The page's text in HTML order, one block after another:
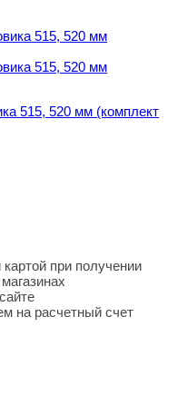
515, 520 мм (комплект 2
515, 520 мм (комплект
при получении
на расчетный счет